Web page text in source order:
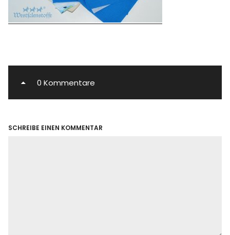
0 Kommentare
SCHREIBE EINEN KOMMENTAR